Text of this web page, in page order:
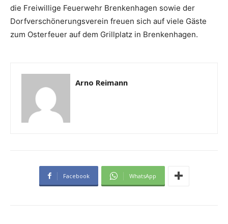
die Freiwillige Feuerwehr Brenkenhagen sowie der
Dorfverschönerungsverein freuen sich auf viele Gäste
zum Osterfeuer auf dem Grillplatz in Brenkenhagen.
Arno Reimann
Facebook WhatsApp